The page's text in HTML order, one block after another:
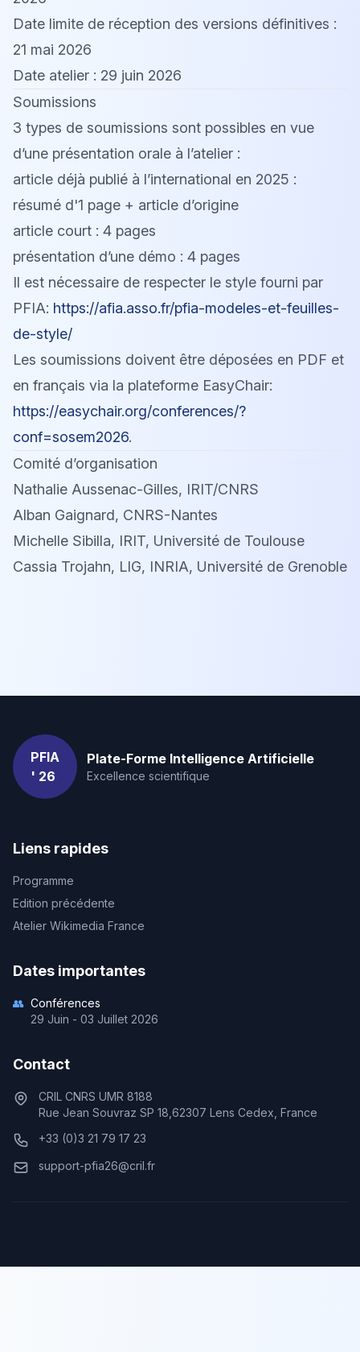
Date limite de réception des versions définitives :
21 mai 2026
Date atelier : 29 juin 2026
Soumissions
3 types de soumissions sont possibles en vue
d’une présentation orale à l’atelier :
article déjà publié à l’international en 2025 :
résumé d'1 page + article d’origine
article court : 4 pages
présentation d’une démo : 4 pages
Il est nécessaire de respecter le style fourni par
PFIA: https://afia.asso.fr/pfia-modeles-et-feuilles-
de-style/
Les soumissions doivent être déposées en PDF et
en français via la plateforme EasyChair:
https://easychair.org/conferences/?
conf=sosem2026.
Comité d’organisation
Nathalie Aussenac-Gilles, IRIT/CNRS
Alban Gaignard, CNRS-Nantes
Michelle Sibilla, IRIT, Université de Toulouse
Cassia Trojahn, LIG, INRIA, Université de Grenoble
PFIA
' 26
Plate-Forme Intelligence Artificielle
Excellence scientifique
Liens rapides
Programme
Edition précédente
Atelier Wikimedia France
Dates importantes
👥 Conférences
29 Juin - 03 Juillet 2026
Contact
CRIL CNRS UMR 8188
Rue Jean Souvraz SP 18,62307 Lens Cedex, France
+33 (0)3 21 79 17 23
support-pfia26@cril.fr